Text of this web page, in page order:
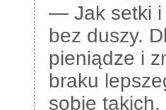
— Jak setki i
bez duszy.
pieniądze i
braku
sobie